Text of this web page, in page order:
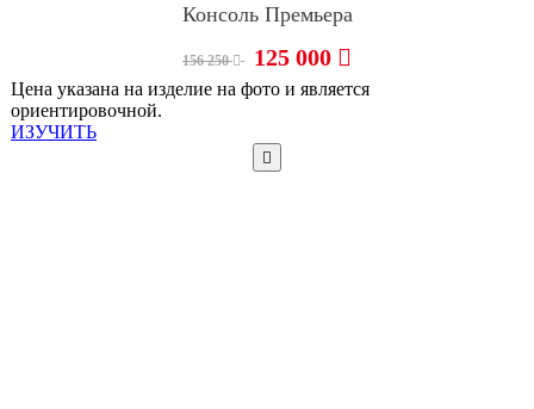
Консоль Премьера
156 250 125 000
Цена указана на изделие на фото и является
ориентировочной.
ИЗУЧИТЬ